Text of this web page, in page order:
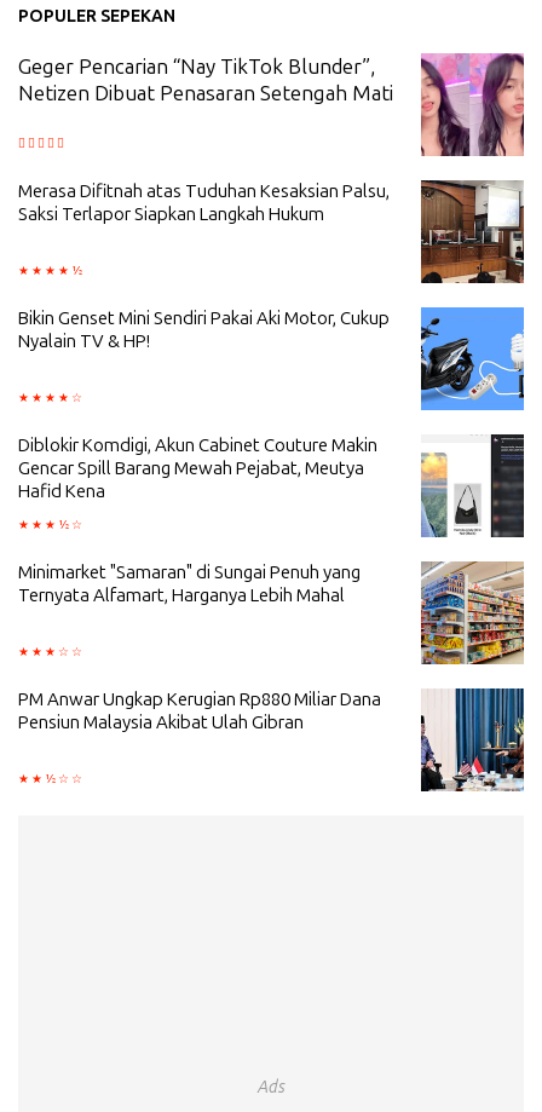
POPULER SEPEKAN
Geger Pencarian “Nay TikTok Blunder”,
Netizen Dibuat Penasaran Setengah Mati
Merasa Difitnah atas Tuduhan Kesaksian Palsu,
Saksi Terlapor Siapkan Langkah Hukum
Bikin Genset Mini Sendiri Pakai Aki Motor, Cukup
Nyalain TV & HP!
Diblokir Komdigi, Akun Cabinet Couture Makin
Gencar Spill Barang Mewah Pejabat, Meutya
Hafid Kena
Minimarket "Samaran" di Sungai Penuh yang
Ternyata Alfamart, Harganya Lebih Mahal
PM Anwar Ungkap Kerugian Rp880 Miliar Dana
Pensiun Malaysia Akibat Ulah Gibran
Ads